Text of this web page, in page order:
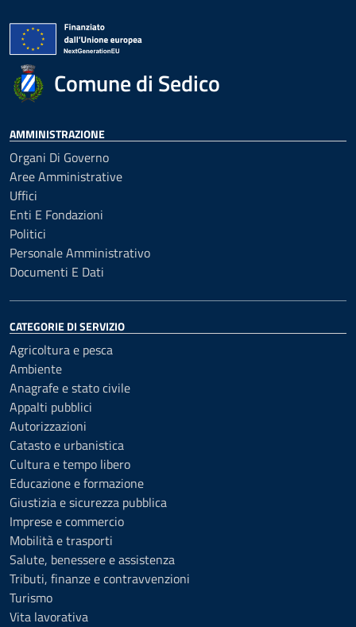
Comune di Sedico
AMMINISTRAZIONE
Organi Di Governo
Aree Amministrative
Uffici
Enti E Fondazioni
Politici
Personale Amministrativo
Documenti E Dati
CATEGORIE DI SERVIZIO
Agricoltura e pesca
Ambiente
Anagrafe e stato civile
Appalti pubblici
Autorizzazioni
Catasto e urbanistica
Cultura e tempo libero
Educazione e formazione
Giustizia e sicurezza pubblica
Imprese e commercio
Mobilità e trasporti
Salute, benessere e assistenza
Tributi, finanze e contravvenzioni
Turismo
Vita lavorativa